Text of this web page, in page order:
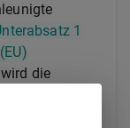
1
die